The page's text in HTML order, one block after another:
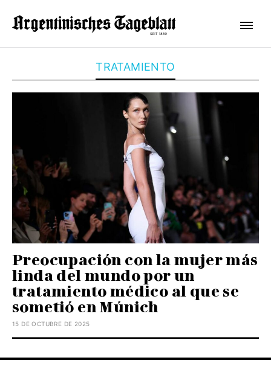
TRATAMIENTO
Preocupación con la mujer más
linda del mundo por un
tratamiento médico al que se
sometió en Múnich
15 DE OCTUBRE DE 2025